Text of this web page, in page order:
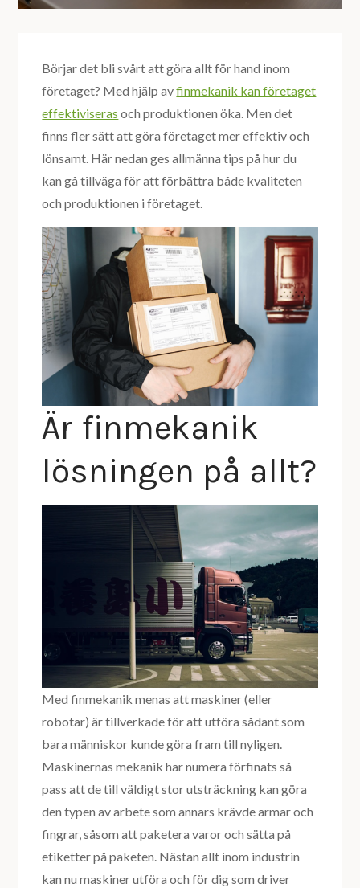
Börjar det bli svårt att göra allt för hand inom
företaget? Med hjälp avfinmekanik kan företaget
effektiviseras och produktionen öka. Men det
finns fler sätt att göra företaget mer effektiv och
lönsamt. Här nedan ges allmänna tips på hur du
kan gå tillväga för att förbättra både kvaliteten
och produktionen i företaget.
Är finmekanik
lösningen på allt?
Med finmekanik menas att maskiner (eller
robotar) är tillverkade för att utföra sådant som
bara människor kunde göra fram till nyligen.
Maskinernas mekanik har numera förfinats så
pass att de till väldigt stor utsträckning kan göra
den typen av arbete som annars krävde armar och
fingrar, såsom att paketera varor och sätta på
etiketter på paketen. Nästan allt inom industrin
kan nu maskiner utföra och för dig som driver